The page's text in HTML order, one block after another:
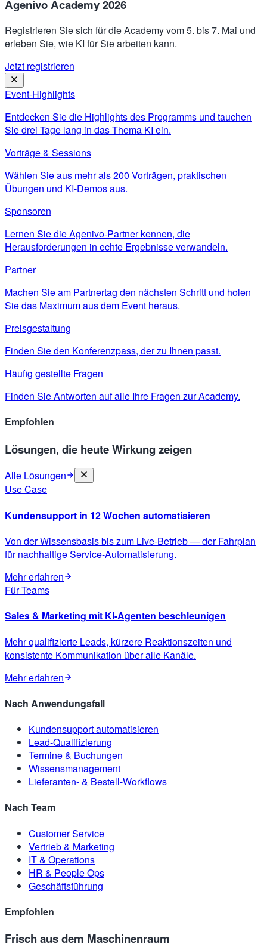
Agenivo Academy 2026
Registrieren Sie sich für die Academy vom 5. bis 7. Mai und
erleben Sie, wie KI für Sie arbeiten kann.
Jetzt registrieren
Event-Highlights
Entdecken Sie die Highlights des Programms und tauchen
Sie drei Tage lang in das Thema KI ein.
Vorträge & Sessions
Wählen Sie aus mehr als 200 Vorträgen, praktischen
Übungen und KI-Demos aus.
Sponsoren
Lernen Sie die Agenivo-Partner kennen, die
Herausforderungen in echte Ergebnisse verwandeln.
Partner
Machen Sie am Partnertag den nächsten Schritt und holen
Sie das Maximum aus dem Event heraus.
Preisgestaltung
Finden Sie den Konferenzpass, der zu Ihnen passt.
Häufig gestellte Fragen
Finden Sie Antworten auf alle Ihre Fragen zur Academy.
Empfohlen
Lösungen, die heute Wirkung zeigen
Alle Lösungen
Use Case
Kundensupport in 12 Wochen automatisieren
Von der Wissensbasis bis zum Live-Betrieb — der Fahrplan
für nachhaltige Service-Automatisierung.
Mehr erfahren
Für Teams
Sales & Marketing mit KI-Agenten beschleunigen
Mehr qualifizierte Leads, kürzere Reaktionszeiten und
konsistente Kommunikation über alle Kanäle.
Mehr erfahren
Nach Anwendungsfall
Kundensupport automatisieren
Lead-Qualifizierung
Termine & Buchungen
Wissensmanagement
Lieferanten- & Bestell-Workflows
Nach Team
Customer Service
Vertrieb & Marketing
IT & Operations
HR & People Ops
Geschäftsführung
Empfohlen
Frisch aus dem Maschinenraum